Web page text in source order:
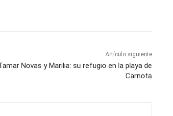
Artículo siguiente
Novas y Marilia: su refugio en la playa de
Carnota